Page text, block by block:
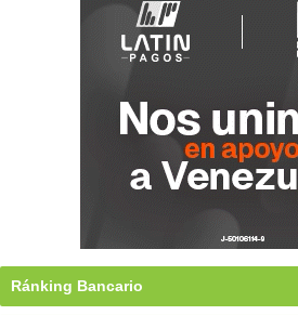
Ránking Bancario